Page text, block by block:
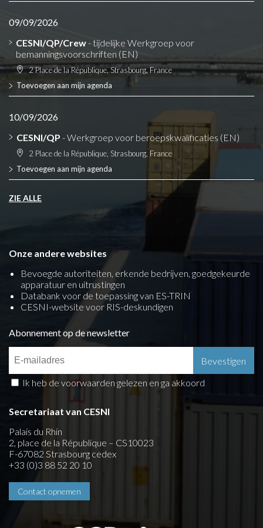
09/09/2026
CESNI/QP/Crew- tijdelijke Werkgroep voor
bemanningsvoorschriften (EN)
2 Place de la République, Strasbourg, France
Toevoegen aan mijn agenda
10/09/2026
CESNI/QP - Werkgroep voor beroepskwalificaties (EN)
2 Place de la République, Strasbourg, France
Toevoegen aan mijn agenda
ZIE ALLE
Onze andere websites
Bevoegde autoriteiten, erkende bedrijven, goedgekeurde
apparatuur en uitrustingen
Databank voor de toepassing van ES-TRIN
CESNI-website voor RIS-deskundigen
Abonnement op de newsletter
Ik heb de voorwaarden gelezen en ga akkoord
Secretariaat van CESNI
Palais du Rhin
2, place de la République – CS10023
F-67082 Strasbourg cedex
+33 (0)3 88 52 20 10
Contact opnemen